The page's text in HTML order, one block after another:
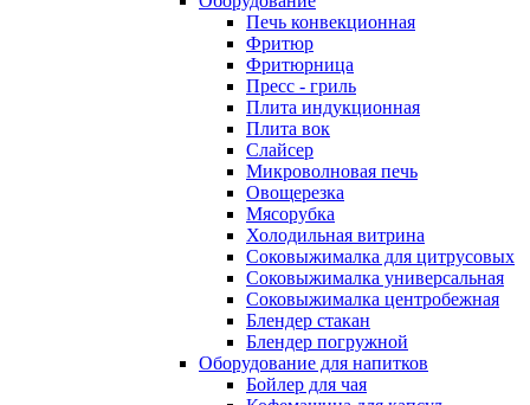
Печь конвекционная
Фритюр
Фритюрница
Пресс - гриль
Плита индукционная
Плита вок
Слайсер
Микроволновая печь
Овощерезка
Мясорубка
Холодильная витрина
Соковыжималка для цитрусовых
Соковыжималка универсальная
Соковыжималка центробежная
Блендер стакан
Блендер погружной
Оборудование для напитков
Бойлер для чая